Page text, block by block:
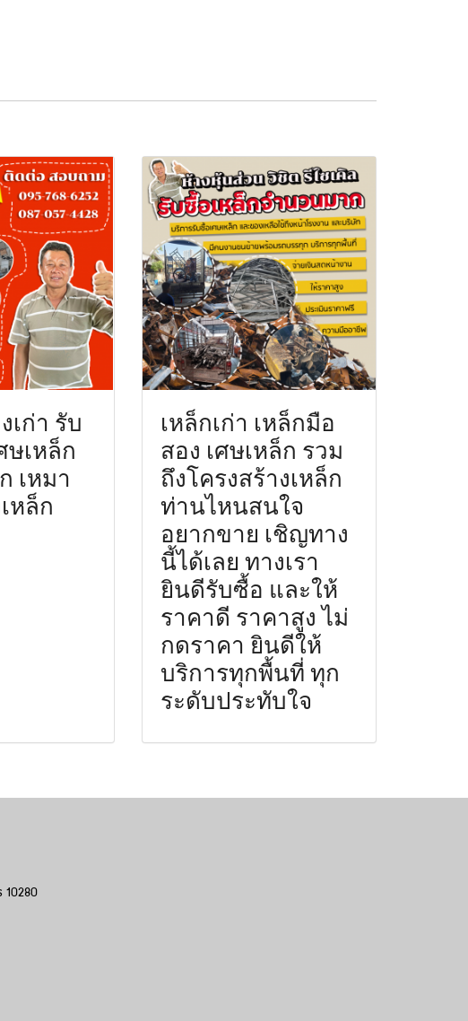
ก่า รับ
ษเหล็ก
เหมา
หล็ก
เหล็กเก่า เหล็กมือ
สอง เศษเหล็ก รวม
ถึงโครงสร้างเหล็ก
ท่านไหนสนใจ
อยากขาย เชิญทาง
นี้ได้เลย ทางเรา
ยินดีรับซื้อ และให้
ราคาดี ราคาสูง ไม่
กดราคา ยินดีให้
บริการทุกพื้นที่ ทุก
ระดับประทับใจ
10280